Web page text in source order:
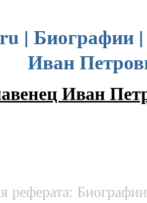
| Биографии
Иван
Иван
реферата: Биографии